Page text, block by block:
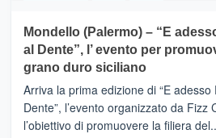
e
messaggi
di
CASTIGLIONE
DI
SICILIA
(Ct)
–
Il
Borgo
Mondello (Palermo) – “E
al Dente”, l’ evento per
grano duro siciliano
Arriva la prima edizione di “E adesso
Dente”, l’evento organizzato da Fizz
l’obiettivo di promuovere la filiera